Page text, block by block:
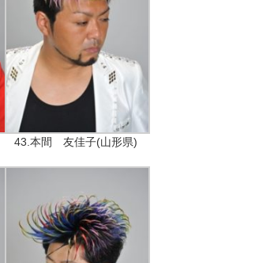
43.本間 友佳子(山形県)